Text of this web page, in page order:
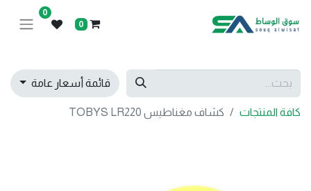
0
0
قائمة أسعار عامة
كافة المنتجات كشاف مغناطيس TOBYS LR220